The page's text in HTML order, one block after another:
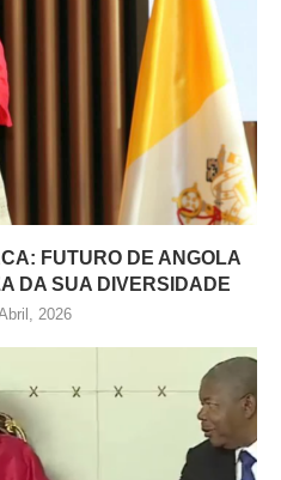
FUTURO DE ANGOLA
DA SUA DIVERSIDADE
2026